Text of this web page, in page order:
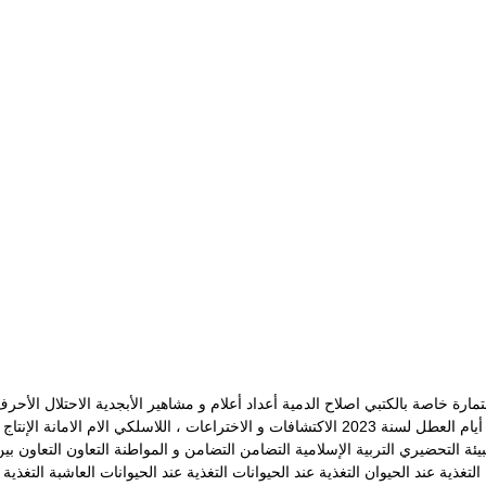
خاصة بالكتبي اصلاح الدمية أعداد أعلام و مشاهير الأبجدية الاحتلال
العطل لسنة 2023
الاكتشافات و الاختراعات ، اللاسلكي الام الامانة الإنتاج
التحضيري التربية الإسلامية التضامن التضامن و المواطنة التعاون التعاون
التغذية عند الحيوان التغذية عند الحيوانات التغذية عند الحيوانات العاشبة